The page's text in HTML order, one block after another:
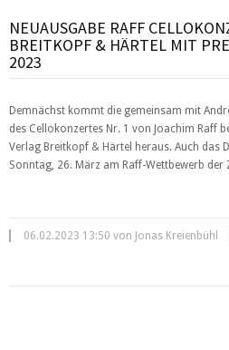
NEUAUSGABE RAFF
BREITKOPF & HÄRTEL MIT
2023
Demnächst kommt die gemeinsam mit
des Cellokonzertes Nr. 1 von Joachim Raff
Verlag Breitkopf & Härtel heraus. Auch das
Sonntag, 26. März am Raff-Wettbewerb der
06.02.2023 13:50 von Jonas Kreienbühl